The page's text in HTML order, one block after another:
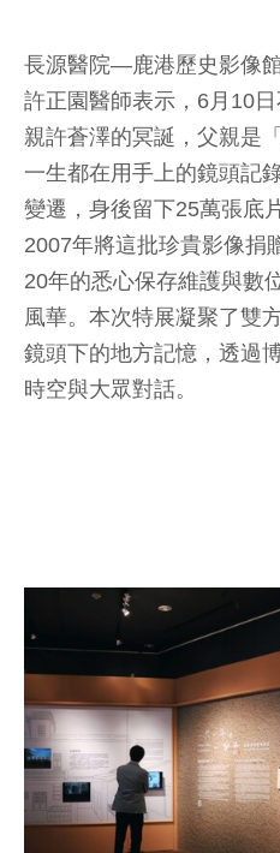
長源醫院—鹿港歷史影像
許正園醫師表示，6月10
親許蒼澤的冥誕，父親是
一生都在用手上的鏡頭記
變遷，身後留下25萬張底
2007年將這批珍貴影像捐
20年的悉心保存維護與數
風華。本次特展凝聚了雙
鏡頭下的地方記憶，透過
時空與大眾對話。